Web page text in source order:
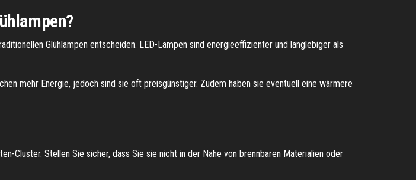
Glühlampen entscheiden. LED-Lampen sind energieeffizienter und langlebiger als
mehr Energie, jedoch sind sie oft preisgünstiger. Zudem haben sie eventuell eine wärmere
Cluster. Stellen Sie sicher, dass Sie sie nicht in der Nähe von brennbaren Materialien oder